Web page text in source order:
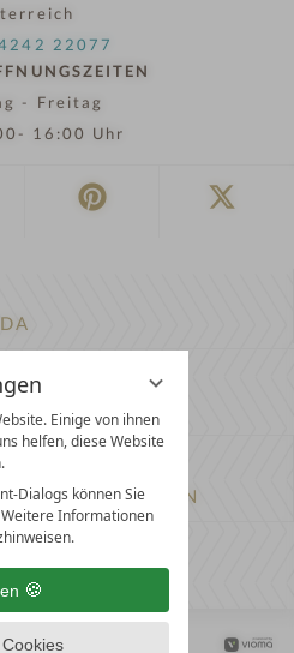
Einige von ihnen
helfen, diese Website
Dialogs können Sie
Informationen
22077
- Freitag
16:00 Uhr
SICHERN
AUSZEICHNEN
SEHEN
Impressum